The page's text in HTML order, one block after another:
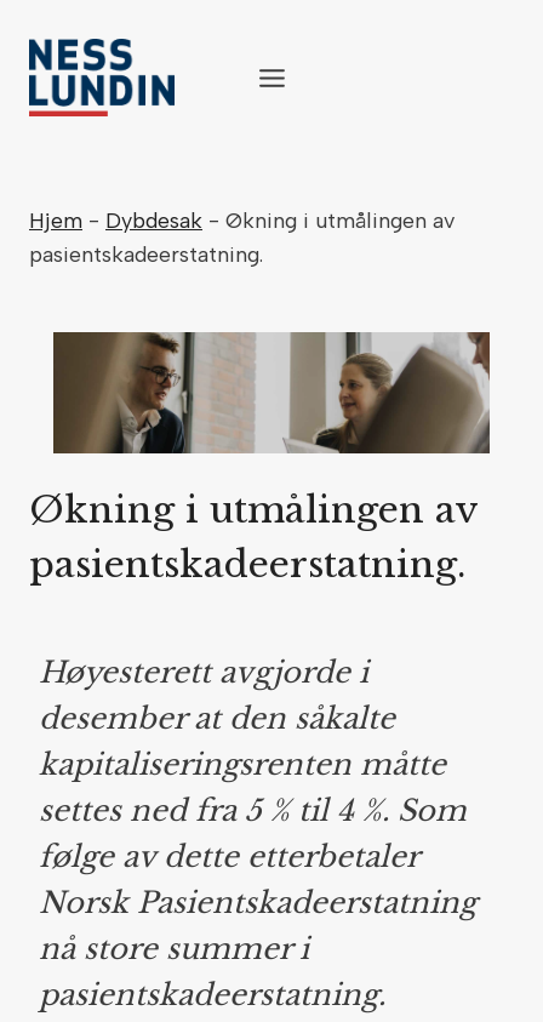
content
Hjem - Dybdesak - Økning i utmålingen av
pasientskadeerstatning.
Økning i utmålingen av
pasientskadeerstatning.
Høyesterett avgjorde i
desember at den såkalte
kapitaliseringsrenten måtte
settes ned fra 5 % til 4 %. Som
følge av dette etterbetaler
Norsk Pasientskadeerstatning
nå store summer i
pasientskadeerstatning.